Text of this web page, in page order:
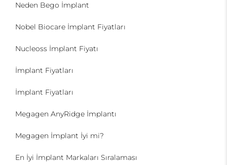
Neden Bego İmplant
Nobel Biocare İmplant Fiyatları
Nucleoss İmplant Fiyatı
İmplant Fiyatları
İmplant Fiyatları
Megagen AnyRidge İmplantı
Megagen İmplant İyi mi?
En İyi İmplant Markaları Sıralaması